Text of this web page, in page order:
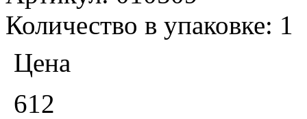
Количество в упаковке: 1
Цена
612